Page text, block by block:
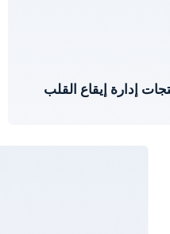
إدارة إيقاع القلب